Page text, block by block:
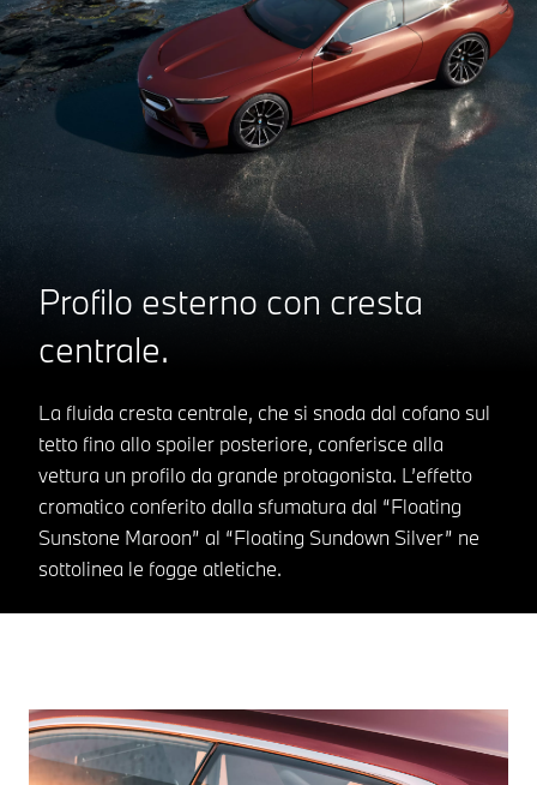
Profilo esterno con cresta
centrale.
La fluida cresta centrale, che si snoda dal cofano sul
tetto fino allo spoiler posteriore, conferisce alla
vettura un profilo da grande protagonista. L’effetto
cromatico conferito dalla sfumatura dal “Floating
Sunstone Maroon” al “Floating Sundown Silver” ne
sottolinea le fogge atletiche.